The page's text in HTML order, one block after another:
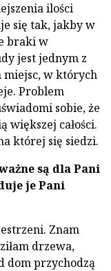
ilości
się tak, jakby w
braki w
jest jednym z
miejsc, w których
Problem
sobie, że
większej całości.
której się siedzi.
są dla Pani
je Pani
Znam
drzewa,
dom przychodzą